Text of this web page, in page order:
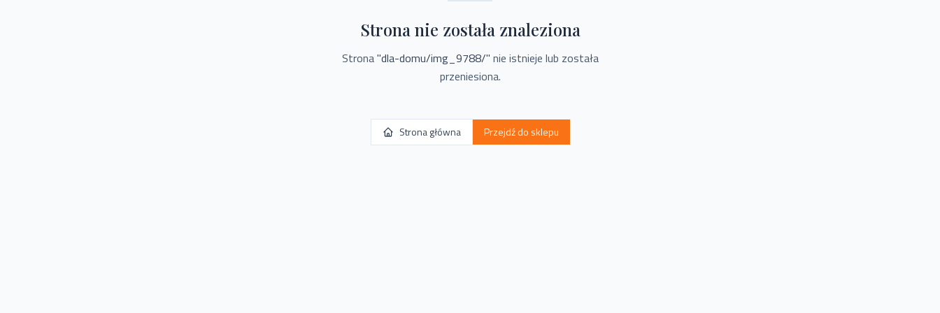
Strona nie została znaleziona
Strona"dla-domu/img_9788/" nie istnieje lub została
przeniesiona.
Strona główna Przejdź do sklepu